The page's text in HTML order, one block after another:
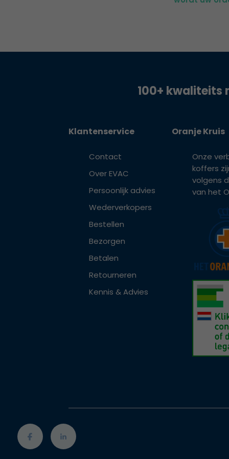
100+ kwaliteits
Klantenservice
Contact
Over EVAC
Persoonlijk advies
Wederverkopers
Bestellen
Bezorgen
Betalen
Retourneren
Kennis & Advies
Oranje Kruis
Onze
koffers
volgens
van het